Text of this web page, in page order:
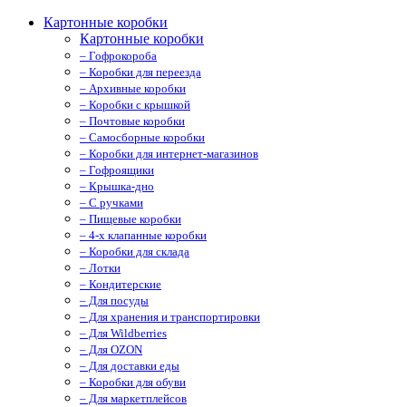
Картонные коробки
Картонные коробки
– Гофрокороба
– Коробки для переезда
– Архивные коробки
– Коробки с крышкой
– Почтовые коробки
– Самосборные коробки
– Коробки для интернет-магазинов
– Гофроящики
– Крышка-дно
– С ручками
– Пищевые коробки
– 4-х клапанные коробки
– Коробки для склада
– Лотки
– Кондитерские
– Для посуды
– Для хранения и транспортировки
– Для Wildberries
– Для OZON
– Для доставки еды
– Коробки для обуви
– Для маркетплейсов